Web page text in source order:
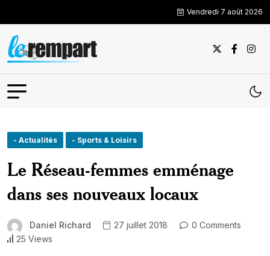
Vendredi 7 août 2026
- Actualités - Sports & Loisirs
Le Réseau-femmes emménage
dans ses nouveaux locaux
Daniel Richard 27 juillet 2018
0 Comments
25 Views